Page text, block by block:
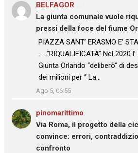
BELFAGOR
La giunta comunale vuole
pressi della foce del fiume
: “PIAZZA SANT’ ERASMO E’
……”RIQUALIFICATA” Nel 2020
Giunta Orlando “deliberò” di
dei milioni per “ La…
”
Ago 5, 06:55
pinomarittimo
Via Roma, il progetto della
convince: errori,
confronto